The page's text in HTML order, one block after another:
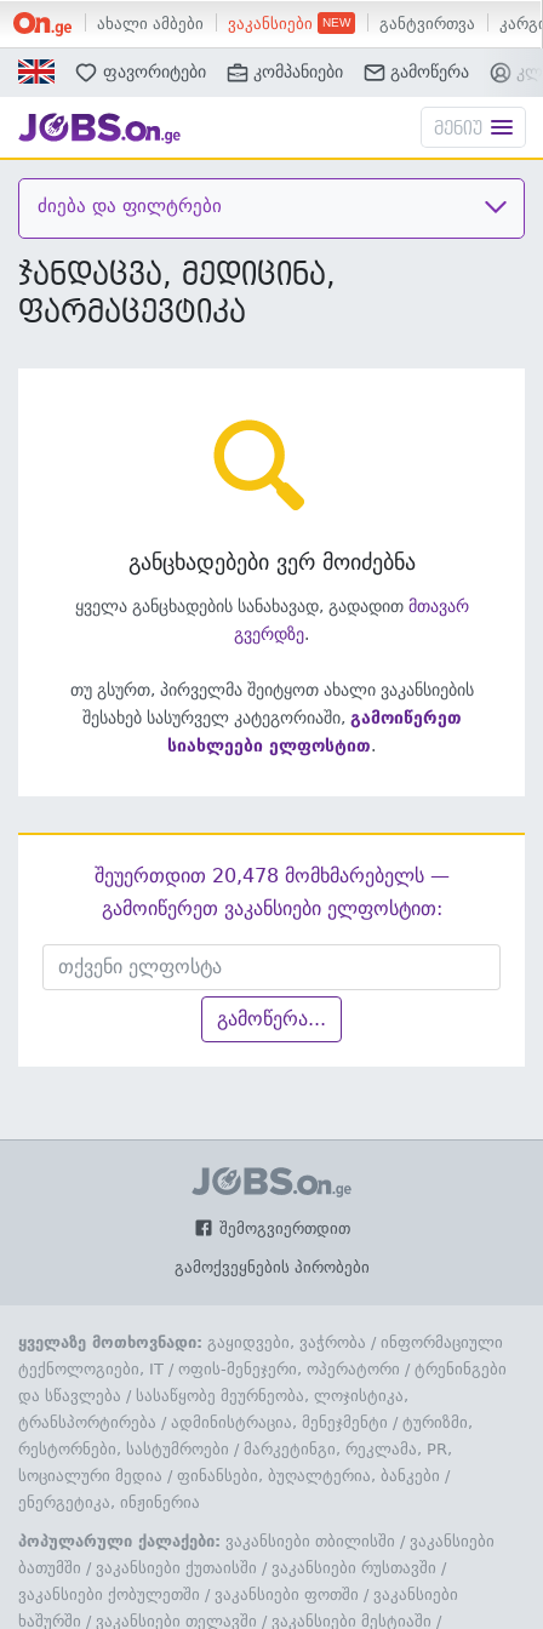
ახალი ამბები ვაკანსიები განტვირთვა
ძებნა
ფავორიტები კომპანიები გამოწერა
მენიუ
ძიება და ფილტრები
ჯანდაცვა, მედიცინა,
ფარმაცევტიკა
განცხადებები ვერ მოიძებნა
ყველა განცხადების სანახავად, გადადით მთავარ
გვერდზე.
თუ გსურთ, პირველმა შეიტყოთ ახალი ვაკანსიების
შესახებ სასურველ კატეგორიაში, გამოიწერეთ
სიახლეები ელფოსტით.
შეუერთდით 20,478 მომხმარებელს —
გამოიწერეთ ვაკანსიები ელფოსტით:
გამოწერა...
შემოგვიერთდით
გამოქვეყნების პირობები
ყველაზე მოთხოვნადი: გაყიდვები, ვაჭრობა / ინფორმაციული
ტექნოლოგიები, IT / ოფის-მენეჯერი, ოპერატორი / ტრენინგები
და სწავლება / სასაწყობე მეურნეობა, ლოჯისტიკა,
ტრანსპორტირება / ადმინისტრაცია, მენეჯმენტი / ტურიზმი,
რესტორნები, სასტუმროები / მარკეტინგი, რეკლამა, PR,
სოციალური მედია / ფინანსები, ბუღალტერია, ბანკები /
ენერგეტიკა, ინჟინერია
პოპულარული ქალაქები: ვაკანსიები თბილისში / ვაკანსიები
ბათუმში / ვაკანსიები ქუთაისში / ვაკანსიები რუსთავში /
ვაკანსიები ქობულეთში / ვაკანსიები ფოთში / ვაკანსიები
ხაშურში / ვაკანსიები თელავში / ვაკანსიები მესტიაში /